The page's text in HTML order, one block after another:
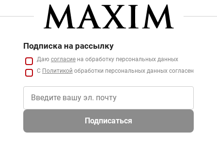
Подписка на рассылку
Даю согласие на обработку персональных данных
С Политикой обработки персональных данных согласен
Подписаться